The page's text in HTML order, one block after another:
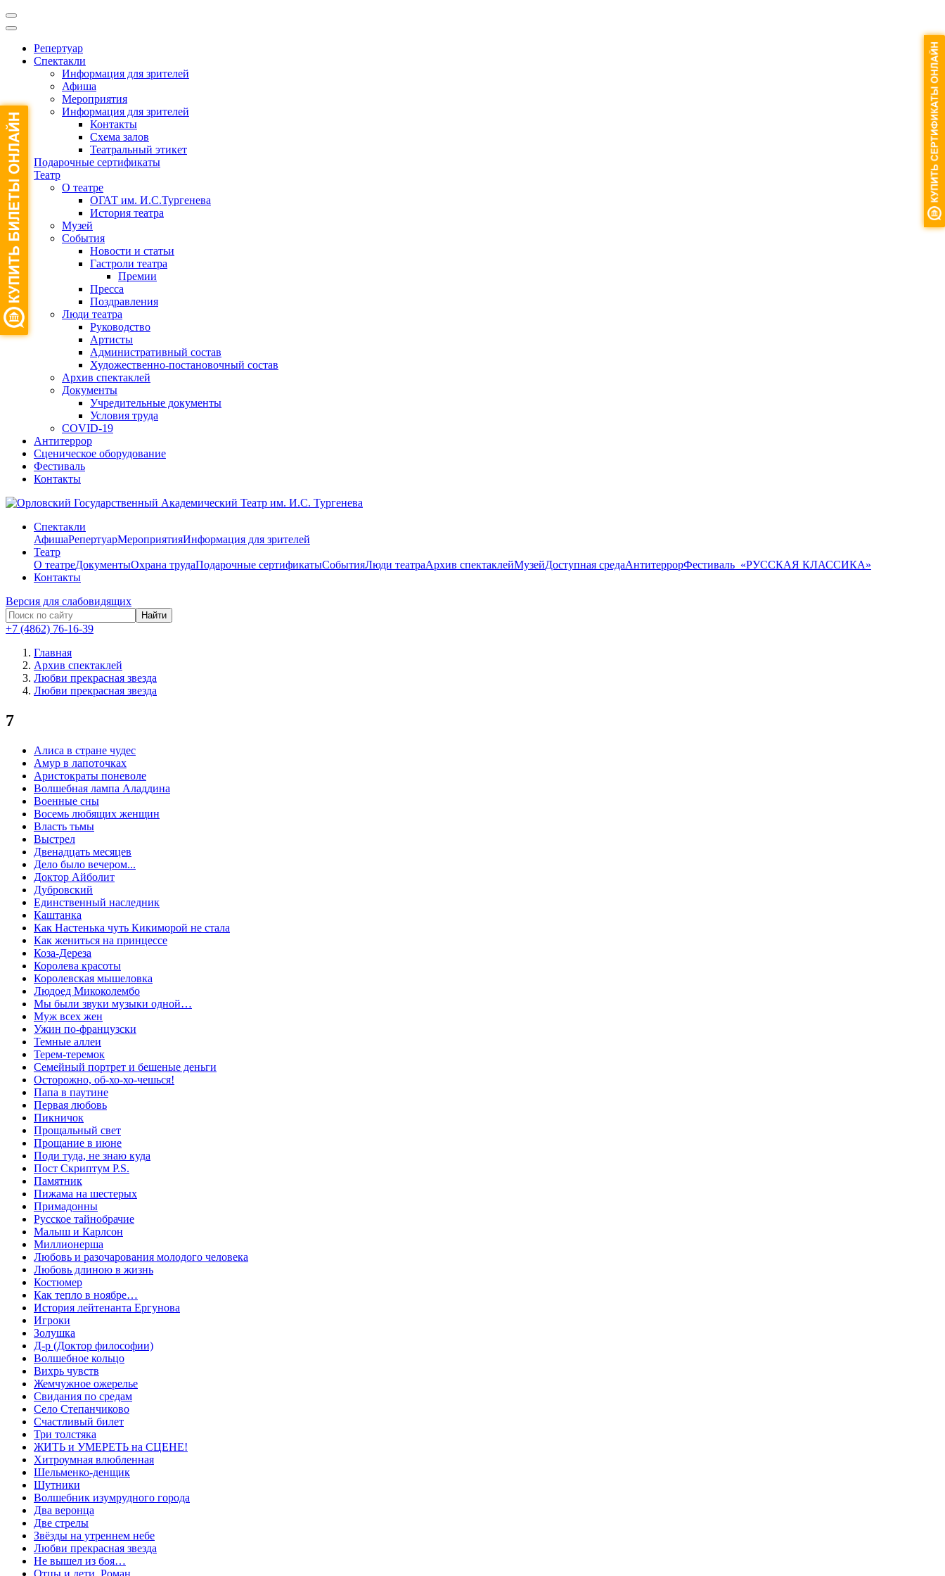
Репертуар
Спектакли
Информация для зрителей
Афиша
Мероприятия
Информация для зрителей
Контакты
Схема залов
Театральный этикет
Подарочные сертификаты
Театр
О театре
ОГАТ им. И.С.Тургенева
История театра
Музей
События
Новости и статьи
Гастроли театра
Премии
Пресса
Поздравления
Люди театра
Руководство
Артисты
Административный состав
Художественно-постановочный состав
Архив спектаклей
Документы
Учредительные документы
Условия труда
COVID-19
Антитеррор
Сценическое оборудование
Фестиваль
Контакты
Спектакли
АфишаРепертуарМероприятияИнформация для зрителей
Театр
О театреДокументыОхрана трудаПодарочные сертификатыСобытияЛюди театраАрхив спектаклейМузейДоступная средаАнтитеррорФестиваль ​ «РУССКАЯ КЛАССИКА»
Контакты
Версия для слабовидящих
Найти
+7 (4862) 76-16-39
Главная
Архив спектаклей
Любви прекрасная звезда
Любви прекрасная звезда
7
Алиса в стране чудес
Амур в лапоточках
Аристократы поневоле
Волшебная лампа Аладдина
Военные сны
Восемь любящих женщин
Власть тьмы
Выстрел
Двенадцать месяцев
Дело было вечером...
Доктор Айболит
Дубровский
Единственный наследник
Каштанка
Как Настенька чуть Кикиморой не стала
Как жениться на принцессе
Коза-Дереза
Королева красоты
Королевская мышеловка
Людоед Микоколембо
Мы были звуки музыки одной…
Муж всех жен
Ужин по-французски
Темные аллеи
Терем-теремок
Семейный портрет и бешеные деньги
Осторожно, об-хо-хо-чешься!
Папа в паутине
Первая любовь
Пикничок
Прощальный свет
Прощание в июне
Поди туда, не знаю куда
Пост Скриптум P.S.
Памятник
Пижама на шестерых
Примадонны
Русское тайнобрачие
Малыш и Карлсон
Миллионерша
Любовь и разочарования молодого человека
Любовь длиною в жизнь
Костюмер
Как тепло в ноябре…
История лейтенанта Ергунова
Игроки
Золушка
Д-р (Доктор философии)
Волшебное кольцо
Вихрь чувств
Жемчужное ожерелье
Свидания по средам
Село Степанчиково
Счастливый билет
Три толстяка
ЖИТЬ и УМЕРЕТЬ на СЦЕНЕ!
Хитроумная влюбленная
Шельменко-денщик
Шутники
Волшебник изумрудного города
Два веронца
Две стрелы
Звёзды на утреннем небе
Любви прекрасная звезда
Не вышел из боя…
Отцы и дети. Роман